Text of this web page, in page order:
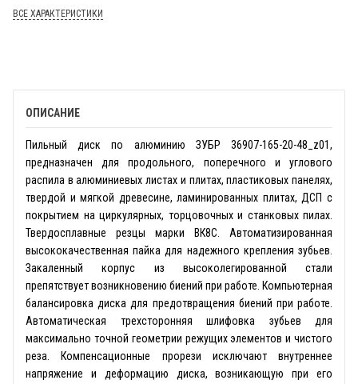
ВСЕ ХАРАКТЕРИСТИКИ
ОПИСАНИЕ
Пильный диск по алюминию ЗУБР 36907-165-20-48_z01,
предназначен для продольного, поперечного и углового
распила в алюминиевых листах и плитах, пластиковых панелях,
твердой и мягкой древесине, ламинированных плитах, ДСП с
покрытием на циркулярных, торцовочных и станковых пилах.
Твердосплавные резцы марки ВК8С. Автоматизированная
высококачественная пайка для надежного крепления зубьев.
Закаленный корпус из высоколегированной стали
препятствует возникновению биений при работе. Компьютерная
балансировка диска для предотвращения биений при работе.
Автоматическая трехсторонняя шлифовка зубьев для
максимально точной геометрии режущих элементов и чистого
реза. Компенсационные прорези исключают внутреннее
напряжение и деформацию диска, возникающую при его